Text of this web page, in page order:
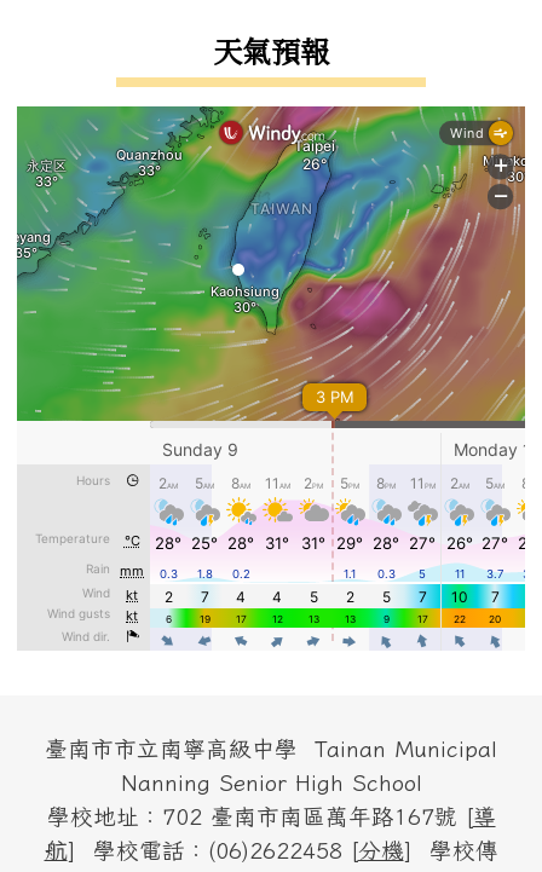
天氣預報
頁尾區域內容
臺南市市立南寧高級中學 Tainan Municipal
Nanning Senior High School
學校地址：702 臺南市南區萬年路167號 [導
航] 學校電話：(06)2622458 [分機] 學校傳